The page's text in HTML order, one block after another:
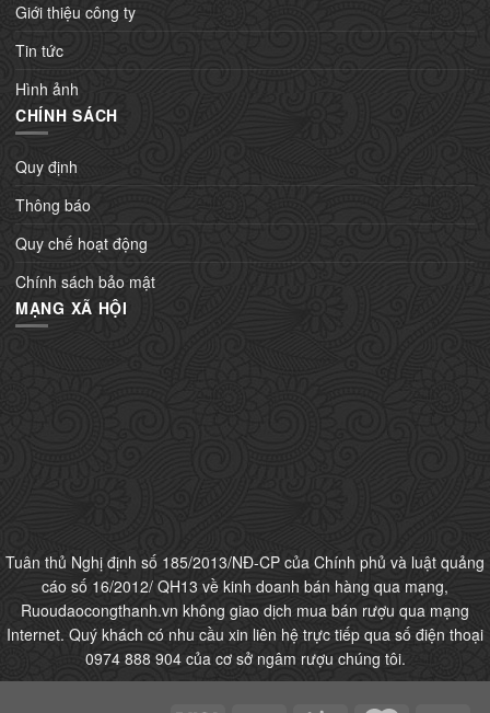
Giới thiệu công ty
Tin tức
Hình ảnh
CHÍNH SÁCH
Quy định
Thông báo
Quy chế hoạt động
Chính sách bảo mật
MẠNG XÃ HỘI
Tuân thủ Nghị định số 185/2013/NĐ-CP của Chính phủ và luật quảng
cáo số 16/2012/ QH13 về kinh doanh bán hàng qua mạng,
Ruoudaocongthanh.vn không giao dịch mua bán rượu qua mạng
Internet. Quý khách có nhu cầu xin liên hệ trực tiếp qua số điện thoại
0974 888 904 của cơ sở ngâm rượu chúng tôi.